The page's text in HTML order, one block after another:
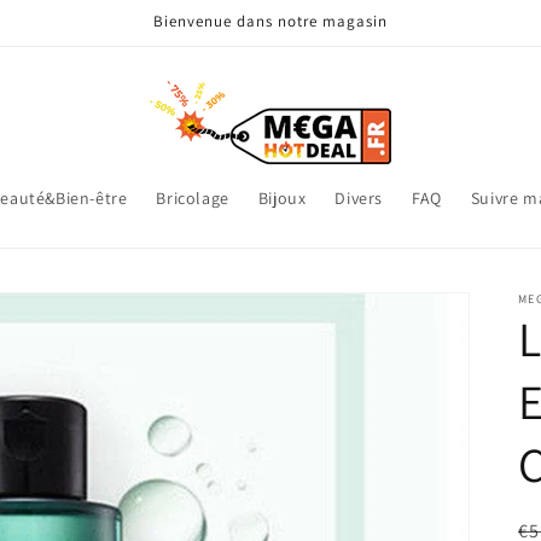
Bienvenue dans notre magasin
être Bricolage Bijoux Divers FAQ Suivre